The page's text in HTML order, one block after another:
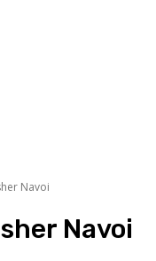
Navoi
Navoi